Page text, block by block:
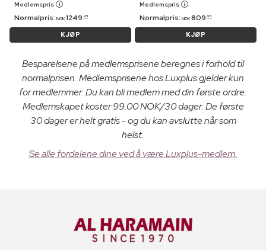
Medlemspris
Normalpris: NOK 1249 95
KJØP
Medlemspris
Normalpris: NOK 809 95
KJØP
Besparelsene på medlemsprisene beregnes i forhold til
normalprisen. Medlemsprisene hos Luxplus gjelder kun
for medlemmer. Du kan bli medlem med din første ordre.
Medlemskapet koster 99.00 NOK/30 dager. De første
30 dager er helt gratis - og du kan avslutte når som
helst.
Se alle fordelene dine ved å være Luxplus-medlem.